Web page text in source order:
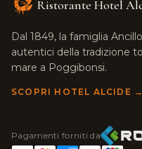
Ristorante Hotel
Dal 1849, la famiglia
autentici della tradizione
mare a Poggibonsi.
SCOPRI HOTEL ALCIDE →
Pagamenti forniti da